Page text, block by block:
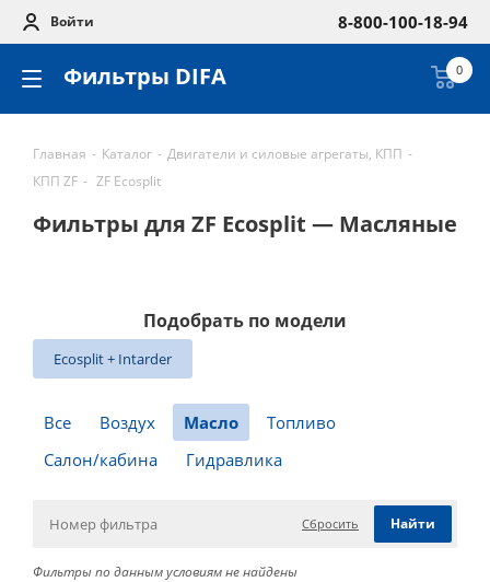
Войти 8-800-100-18-94
Фильтры DIFA 0
Главная - Каталог - Двигатели и силовые агрегаты, КПП -
КПП ZF - ZF Ecosplit
Фильтры для ZF Ecosplit — Масляные
Подобрать по модели
Ecosplit + Intarder
Все Воздух Масло
Топливо
Салон/кабина
Гидравлика
Сбросить
Фильтры по данным условиям не найдены